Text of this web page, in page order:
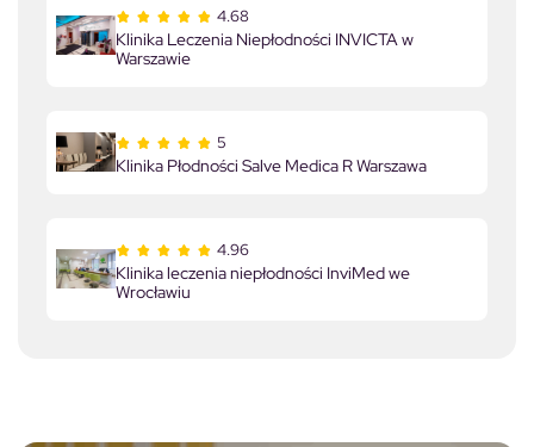
4.68
Klinika Leczenia Niepłodności INVICTA w
Warszawie
5
Klinika Płodności Salve Medica R Warszawa
4.96
Klinika leczenia niepłodności InviMed we
Wrocławiu